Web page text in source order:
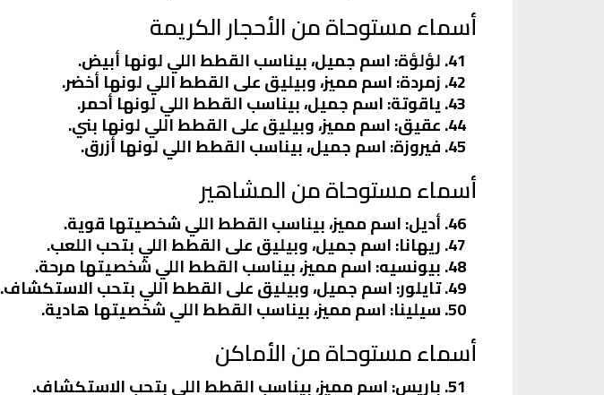
أسماء مستوحاة من الأحجار الكريمة
لؤلؤة: اسم جميل، بيناسب القطط اللي لونها أبيض.
زمردة: اسم مميز، وبيليق على القطط اللي لونها أخضر.
ياقوتة: اسم جميل، بيناسب القطط اللي لونها أحمر.
عقيق: اسم مميز، وبيليق على القطط اللي لونها بني.
فيروزة: اسم جميل، بيناسب القطط اللي لونها أزرق.
أسماء مستوحاة من المشاهير
أديل: اسم مميز، بيناسب القطط اللي شخصيتها قوية.
ريهانا: اسم جميل، وبيليق على القطط اللي بتحب اللعب.
بيونسيه: اسم مميز، بيناسب القطط اللي شخصيتها مرحة.
تايلور: اسم جميل، وبيليق على القطط اللي بتحب الاستكشاف.
سيلينا: اسم مميز، بيناسب القطط اللي شخصيتها هادية.
أسماء مستوحاة من الأماكن
باريس: اسم مميز، بيناسب القطط اللي بتحب الاستكشاف.